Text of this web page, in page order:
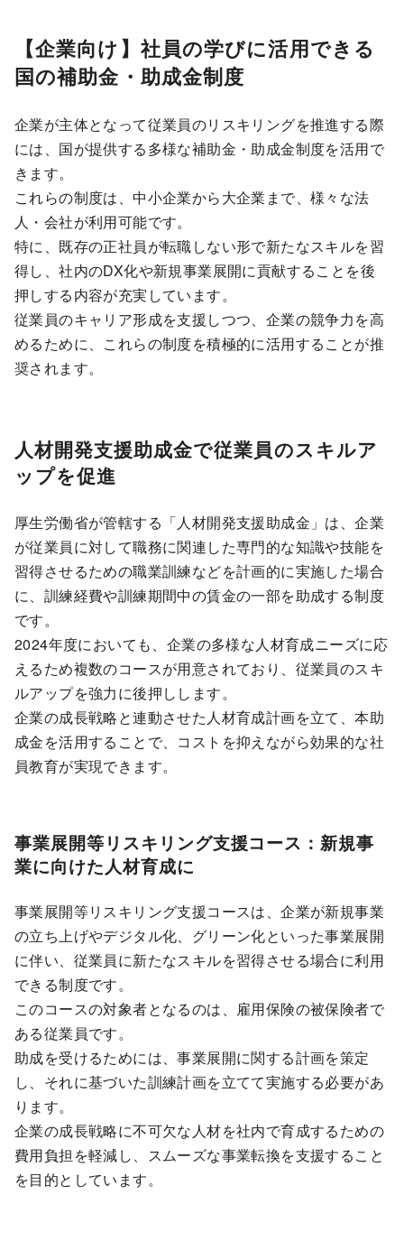
【企業向け】社員の学びに活用できる
国の補助金・助成金制度
企業が主体となって従業員のリスキリングを推進する際
には、国が提供する多様な補助金・助成金制度を活用で
きます。
これらの制度は、中小企業から大企業まで、様々な法
人・会社が利用可能です。
特に、既存の正社員が転職しない形で新たなスキルを習
得し、社内のDX化や新規事業展開に貢献することを後
押しする内容が充実しています。
従業員のキャリア形成を支援しつつ、企業の競争力を高
めるために、これらの制度を積極的に活用することが推
奨されます。
人材開発支援助成金で従業員のスキルア
ップを促進
厚生労働省が管轄する「人材開発支援助成金」は、企業
が従業員に対して職務に関連した専門的な知識や技能を
習得させるための職業訓練などを計画的に実施した場合
に、訓練経費や訓練期間中の賃金の一部を助成する制度
です。
2024年度においても、企業の多様な人材育成ニーズに応
えるため複数のコースが用意されており、従業員のスキ
ルアップを強力に後押しします。
企業の成長戦略と連動させた人材育成計画を立て、本助
成金を活用することで、コストを抑えながら効果的な社
員教育が実現できます。
事業展開等リスキリング支援コース：新規事
業に向けた人材育成に
事業展開等リスキリング支援コースは、企業が新規事業
の立ち上げやデジタル化、グリーン化といった事業展開
に伴い、従業員に新たなスキルを習得させる場合に利用
できる制度です。
このコースの対象者となるのは、雇用保険の被保険者で
ある従業員です。
助成を受けるためには、事業展開に関する計画を策定
し、それに基づいた訓練計画を立てて実施する必要があ
ります。
企業の成長戦略に不可欠な人材を社内で育成するための
費用負担を軽減し、スムーズな事業転換を支援すること
を目的としています。